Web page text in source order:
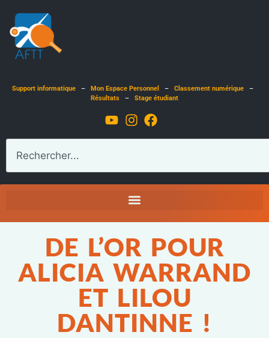
Support informatique – Mon Espace Personnel – Classement numérique –
Résultats – Stage étudiant
DE L’OR POUR
ALICIA WARRAND
ET LILOU
DANTINNE !